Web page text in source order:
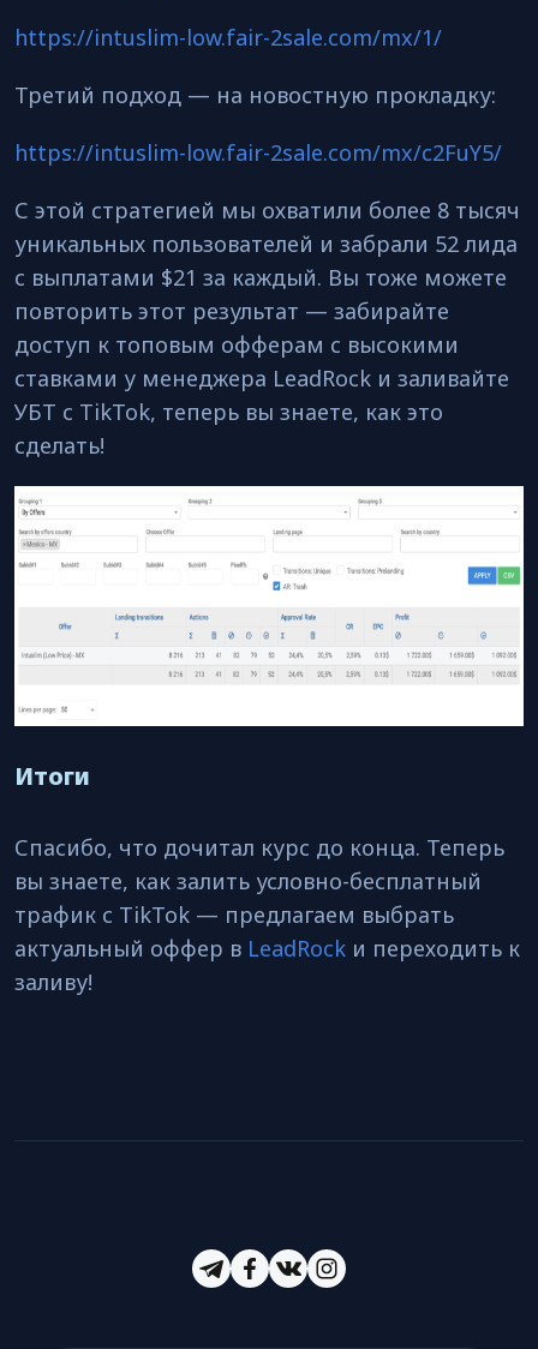
https://intuslim-low.fair-2sale.com/mx/1/
Третий подход — на новостную прокладку:
https://intuslim-low.fair-2sale.com/mx/c2FuY5/
С этой стратегией мы охватили более 8 тысяч
уникальных пользователей и забрали 52 лида
с выплатами $21 за каждый. Вы тоже можете
повторить этот результат — забирайте
доступ к топовым офферам с высокими
ставками у менеджера LeadRock и заливайте
УБТ с TikTok, теперь вы знаете, как это
сделать!
Итоги
Спасибо, что дочитал курс до конца. Теперь
вы знаете, как залить условно-бесплатный
трафик с TikTok — предлагаем выбрать
актуальный оффер в LeadRock и переходить к
заливу!